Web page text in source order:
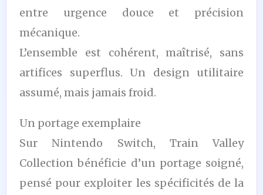
entre urgence douce et précision
mécanique.
L’ensemble est cohérent, maîtrisé, sans
artifices superflus. Un design utilitaire
assumé, mais jamais froid.
Un portage exemplaire
Sur Nintendo Switch, Train Valley
Collection bénéficie d’un portage soigné,
pensé pour exploiter les spécificités de la